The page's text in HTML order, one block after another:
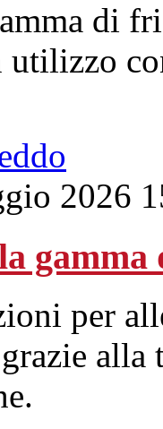
di
2026
per